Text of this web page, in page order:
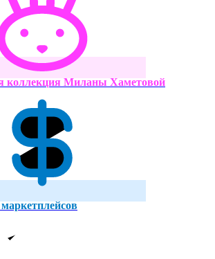
коллекция Миланы Хаметовой